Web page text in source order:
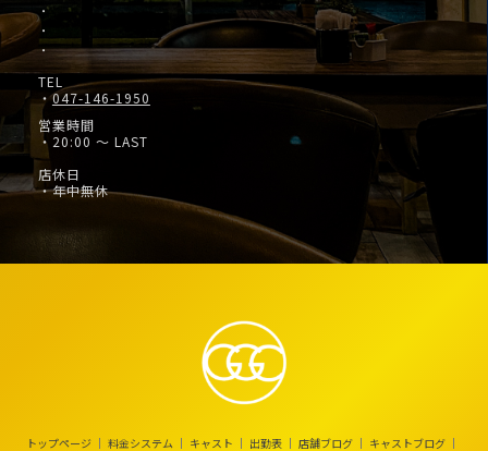
・
・
・
TEL
・047-146-1950
営業時間
・20:00 ～ LAST
店休日
・年中無休
トップページ 料金システム キャスト 出勤表 店舗ブログ キャストブログ